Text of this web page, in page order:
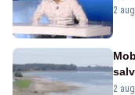
2
va
2